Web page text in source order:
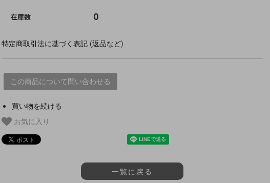
在庫数 0
特定商取引法に基づく表記 (返品など)
この商品について問い合わせる
買い物を続ける
お気に入り
一覧に戻る